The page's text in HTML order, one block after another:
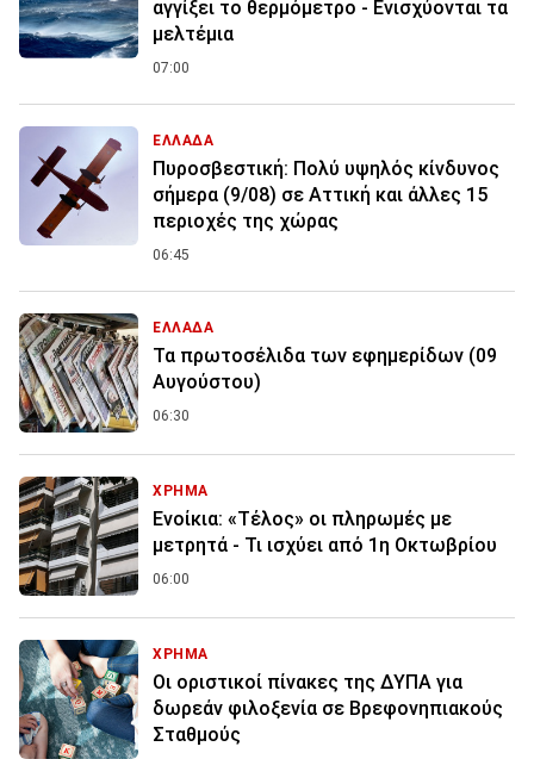
αγγίξει το θερμόμετρο - Ενισχύονται τα
μελτέμια
07:00
ΕΛΛΑΔΑ
Πυροσβεστική: Πολύ υψηλός κίνδυνος
σήμερα (9/08) σε Αττική και άλλες 15
περιοχές της χώρας
06:45
ΕΛΛΑΔΑ
Τα πρωτοσέλιδα των εφημερίδων (09
Αυγούστου)
06:30
ΧΡΗΜΑ
Ενοίκια: «Τέλος» οι πληρωμές με
μετρητά - Τι ισχύει από 1η Οκτωβρίου
06:00
ΧΡΗΜΑ
Οι οριστικοί πίνακες της ΔΥΠΑ για
δωρεάν φιλοξενία σε Βρεφονηπιακούς
Σταθμούς